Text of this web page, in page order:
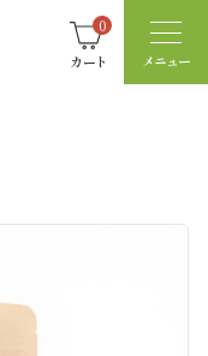
カート
0